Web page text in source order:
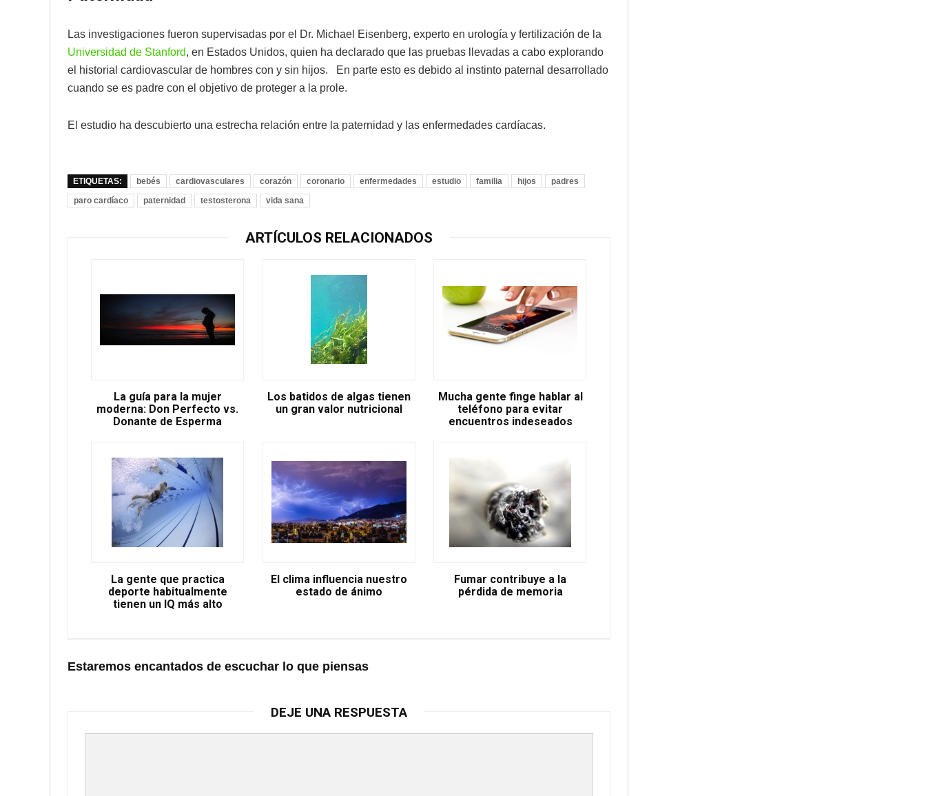
Las investigaciones fueron supervisadas por el Dr. Michael Eisenberg, experto en urología y fertilización de la
Universidad de Stanford, en Estados Unidos, quien ha declarado que las pruebas llevadas a cabo explorando
el historial cardiovascular de hombres con y sin hijos. En parte esto es debido al instinto paternal desarrollado
cuando se es padre con el objetivo de proteger a la prole.
El estudio ha descubierto una estrecha relación entre la paternidad y las enfermedades cardíacas.
ETIQUETAS: bebés cardiovasculares corazón coronario enfermedades estudio familia hijos
padres
paro cardíaco
paternidad testosterona vida sana
ARTÍCULOS RELACIONADOS
La guía para la mujer
moderna: Don Perfecto vs.
Donante de Esperma
Los batidos de algas tienen
un gran valor nutricional
Mucha gente finge hablar al
teléfono para evitar
encuentros indeseados
La gente que practica
deporte habitualmente
tienen un IQ más alto
El clima influencia nuestro
estado de ánimo
Fumar contribuye a la
pérdida de memoria
Estaremos encantados de escuchar lo que piensas
DEJE UNA RESPUESTA